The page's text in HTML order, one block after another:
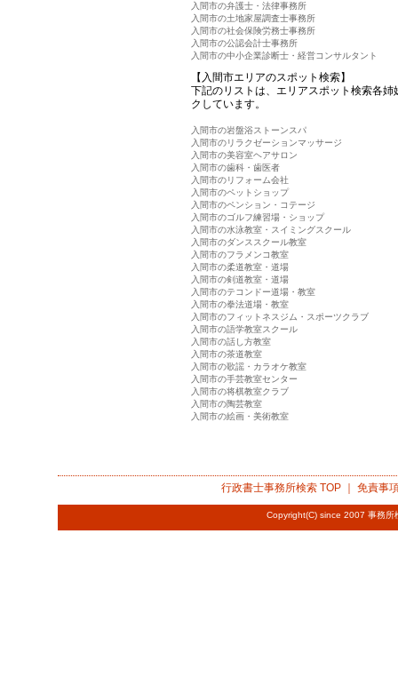
入間市の弁護士・法律事務所
入間市の土地家屋調査士事務所
入間市の社会保険労務士事務所
入間市の公認会計士事務所
入間市の中小企業診断士・経営コンサルタント
【入間市エリアのスポット検索】
下記のリストは、エリアスポット検索各
クしています。
入間市の岩盤浴ストーンスパ
入間市のリラクゼーションマッサージ
入間市の美容室ヘアサロン
入間市の歯科・歯医者
入間市のリフォーム会社
入間市のペットショップ
入間市のペンション・コテージ
入間市のゴルフ練習場・ショップ
入間市の水泳教室・スイミングスクール
入間市のダンススクール教室
入間市のフラメンコ教室
入間市の柔道教室・道場
入間市の剣道教室・道場
入間市のテコンドー道場・教室
入間市の拳法道場・教室
入間市のフィットネスジム・スポーツクラブ
入間市の語学教室スクール
入間市の話し方教室
入間市の茶道教室
入間市の歌謡・カラオケ教室
入間市の手芸教室センター
入間市の将棋教室クラブ
入間市の陶芸教室
入間市の絵画・美術教室
行政書士事務所検索TOP ｜ 免責事
Copyright(C) since 2007 事務所